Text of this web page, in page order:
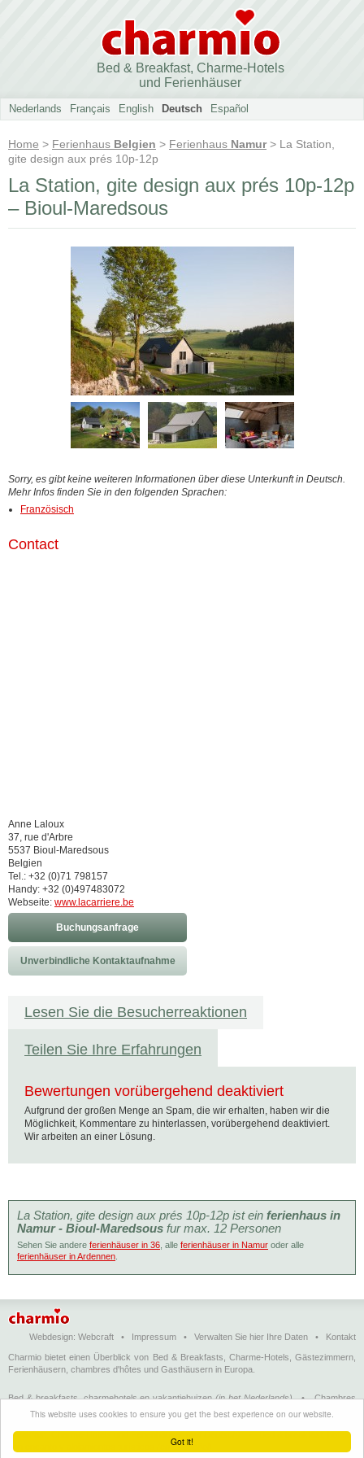
Got it!
This website uses cookies to ensure you get the best experience on our website.
Bed & Breakfast, Charme-Hotels
und Ferienhäuser
Nederlands Français English Deutsch Español
Home > Ferienhaus Belgien > Ferienhaus Namur> La Station,
gite design aux prés 10p-12p
La Station, gite design aux prés 10p-12p
– Bioul-Maredsous
Sorry, es gibt keine weiteren Informationen über diese Unterkunft in Deutsch.
Mehr Infos finden Sie in den folgenden Sprachen:
Französisch
Contact
Anne Laloux
37, rue d'Arbre
5537 Bioul-Maredsous
Belgien
Tel.: +32 (0)71 798157
Handy: +32 (0)497483072
Webseite: www.lacarriere.be
Buchungsanfrage
Unverbindliche Kontaktaufnahme
Lesen Sie die Besucherreaktionen
Teilen Sie Ihre Erfahrungen
Bewertungen vorübergehend deaktiviert
Aufgrund der großen Menge an Spam, die wir erhalten, haben wir die
Möglichkeit, Kommentare zu hinterlassen, vorübergehend deaktiviert.
Wir arbeiten an einer Lösung.
La Station, gite design aux prés 10p-12p ist ein ferienhaus in
Namur - Bioul-Maredsous fur max. 12 Personen
Sehen Sie andere ferienhäuser in 36 , alle ferienhäuser in Namur oder alle
ferienhäuser in Ardennen
Webdesign: Webcraft • Impressum • Verwalten Sie hier Ihre Daten • Kontakt
Charmio bietet einen Überblick von Bed & Breakfasts, Charme-Hotels, Gästezimmern,
Ferienhäusern, chambres d'hôtes und Gasthäusern in Europa.
Bed & breakfasts, charmehotels en vakantiehuizen (in het Nederlands)•Chambres
d'hôtes, hôtels de charme et logements de vacances
(en français) •
breakfasts, charming hotels and holiday accommodations
Breakfast, Charme-Hotels und Ferienhäuser (auf Deutsch)•Bed & breakfast, hoteles
(en Enspañol)